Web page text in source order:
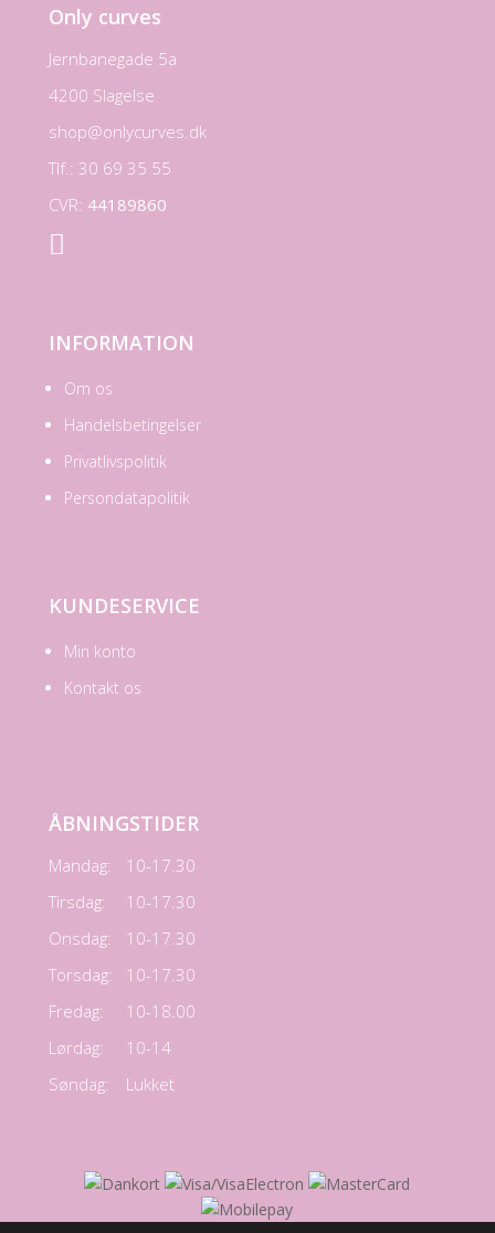
Only curves
Jernbanegade 5a
4200 Slagelse
shop@onlycurves.dk
Tlf.: 30 69 35 55
CVR: 44189860

INFORMATION
Om os
Handelsbetingelser
Privatlivspolitik
Persondatapolitik
KUNDESERVICE
Min konto
Kontakt os
ÅBNINGSTIDER
Mandag:
10-17.30
Tirsdag:
10-17.30
Onsdag:
10-17.30
Torsdag:
10-17.30
Fredag:
10-18.00
Lørdag:
10-14
Søndag:
Lukket